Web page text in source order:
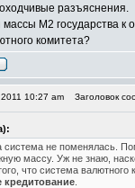
разъяснения.
М2 государства к
комитета?
10:27 am Заголовок
система не поменялась.
массу. Уж не знаю,
что система
кредитование